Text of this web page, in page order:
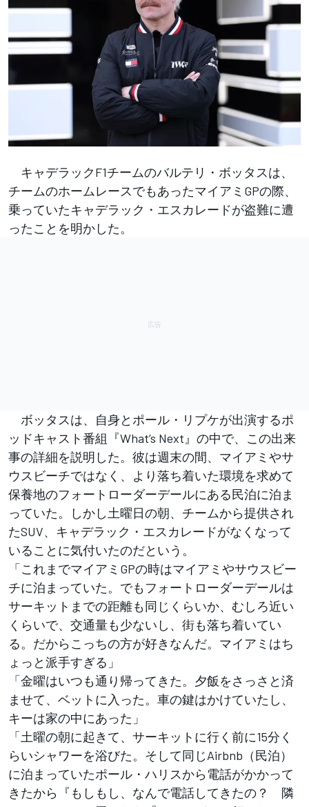
キャデラックF1チームのバルテリ・ボッタスは、
チームのホームレースでもあったマイアミGPの際、
乗っていたキャデラック・エスカレードが盗難に遭
ったことを明かした。
ボッタスは、自身とポール・リプケが出演するポ
ッドキャスト番組『What’s Next』の中で、この出来
事の詳細を説明した。彼は週末の間、マイアミやサ
ウスビーチではなく、より落ち着いた環境を求めて
保養地のフォートローダーデールにある民泊に泊ま
っていた。しかし土曜日の朝、チームから提供され
たSUV、キャデラック・エスカレードがなくなって
いることに気付いたのだという。
「これまでマイアミGPの時はマイアミやサウスビー
チに泊まっていた。でもフォートローダーデールは
サーキットまでの距離も同じくらいか、むしろ近い
くらいで、交通量も少ないし、街も落ち着いてい
る。だからこっちの方が好きなんだ。マイアミはち
ょっと派手すぎる」
「金曜はいつも通り帰ってきた。夕飯をさっさと済
ませて、ベットに入った。車の鍵はかけていたし、
キーは家の中にあった」
「土曜の朝に起きて、サーキットに行く前に15分く
らいシャワーを浴びた。そして同じAirbnb（民泊）
に泊まっていたポール・ハリスから電話がかかって
きたから『もしもし、なんで電話してきたの？ 隣